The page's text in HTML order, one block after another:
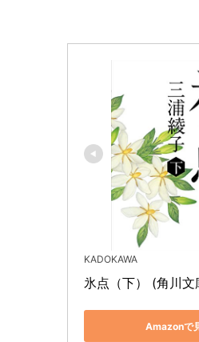
KADOKAWA
氷点（下） (角川文
Amazonで